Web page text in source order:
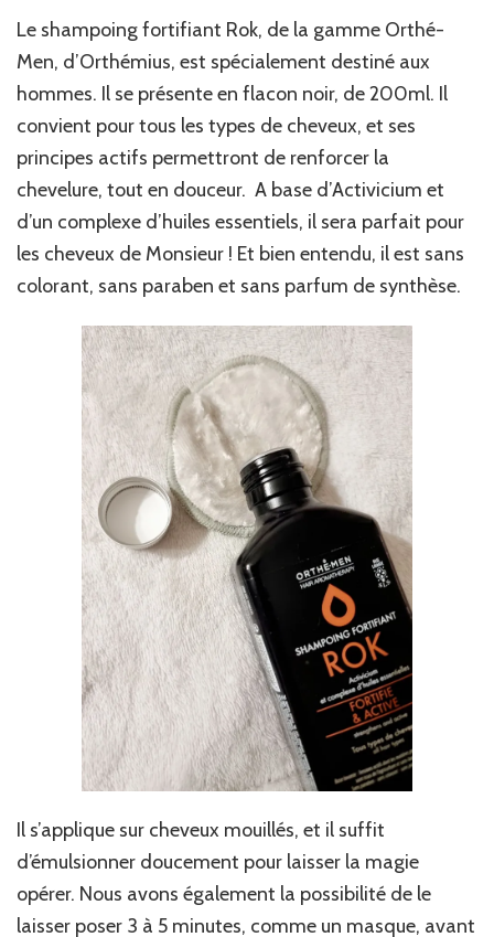
Le shampoing fortifiant Rok, de la gamme Orthé-
Men, d’Orthémius, est spécialement destiné aux
hommes. Il se présente en flacon noir, de 200ml. Il
convient pour tous les types de cheveux, et ses
principes actifs permettront de renforcer la
chevelure, tout en douceur. A base d’Activicium et
d’un complexe d’huiles essentiels, il sera parfait pour
les cheveux de Monsieur ! Et bien entendu, il est sans
colorant, sans paraben et sans parfum de synthèse.
Il s’applique sur cheveux mouillés, et il suffit
d’émulsionner doucement pour laisser la magie
opérer. Nous avons également la possibilité de le
laisser poser 3 à 5 minutes, comme un masque, avant